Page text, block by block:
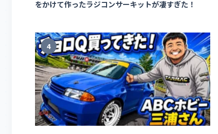
をかけて作ったラジコンサーキットが凄すぎた！
4